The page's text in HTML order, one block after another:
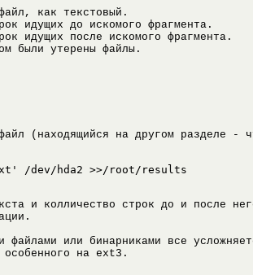
как текстовый.
идущих до искомого фрагмента.
идущих после искомого фрагмента.
были утерены файлы.
(находящийся на другом разделе -
/dev/hda2 >>/root/results
и колличество строк до и после
файлами или бинарниками все
особенного на ext3.